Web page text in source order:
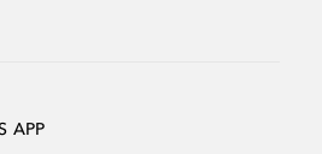
APP